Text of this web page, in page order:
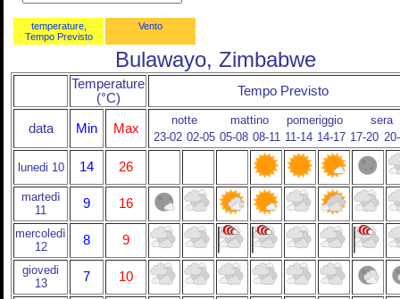
temperature,
Tempo Previsto
Vento
Bulawayo, Zimbabwe
Temperature
(°C)
Tempo Previsto
data Min Max
notte mattino pomeriggio
sera
23-02 02-05 05-08 08-11 11-14 14-17 17-20
lunedi 10 14 26
martedì
11
9 16
mercoledì
12
8 9
giovedi
13
7 10